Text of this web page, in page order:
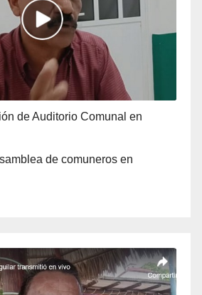
de Auditorio Comunal en
de comuneros en